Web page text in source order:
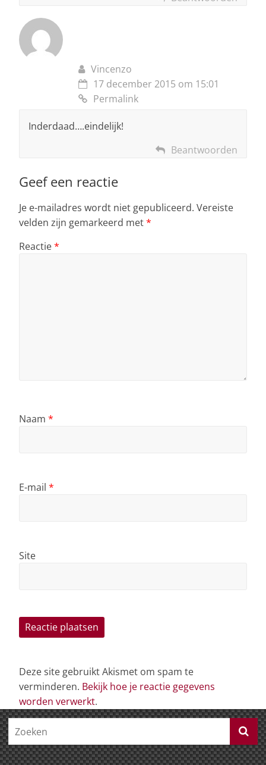
Vincenzo
17 december 2015 om 15:01
Permalink
Inderdaad….eindelijk!
Beantwoorden
Geef een reactie
Je e-mailadres wordt niet gepubliceerd. Vereiste
velden zijn gemarkeerd met*
Reactie*
Naam *
E-mail *
Site
Deze site gebruikt Akismet om spam te
verminderen. Bekijk hoe je reactie gegevens
worden verwerkt.